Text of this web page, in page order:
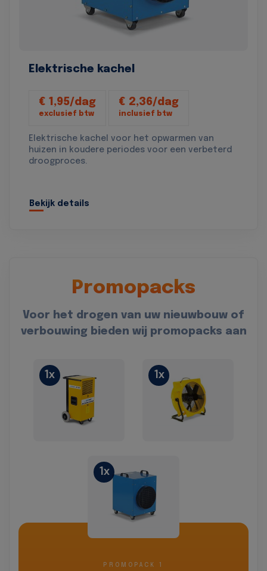
Elektrische kachel
€ 1,95/dag
exclusief btw
€ 2,36/dag
inclusief btw
Elektrische kachel voor het opwarmen van
huizen in koudere periodes voor een verbeterd
droogproces.
Bekijk details
Promopacks
Voor het drogen van uw nieuwbouw of
verbouwing bieden wij promopacks aan
1x 1x
1x
PROMOPACK 1